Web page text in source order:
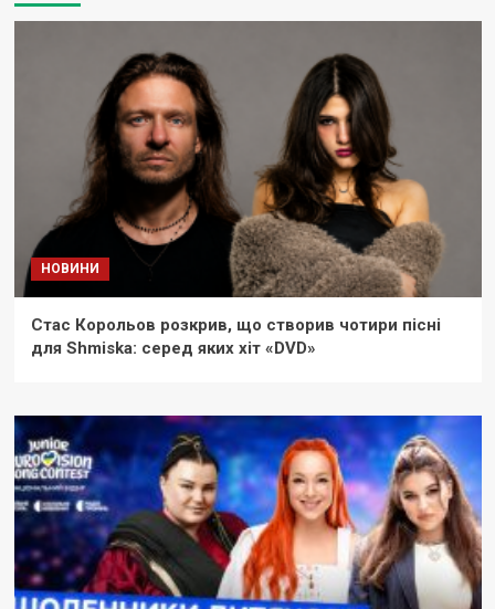
НОВИНИ
Стас Корольов розкрив, що створив чотири пісні
для Shmiska: серед яких хіт «DVD»